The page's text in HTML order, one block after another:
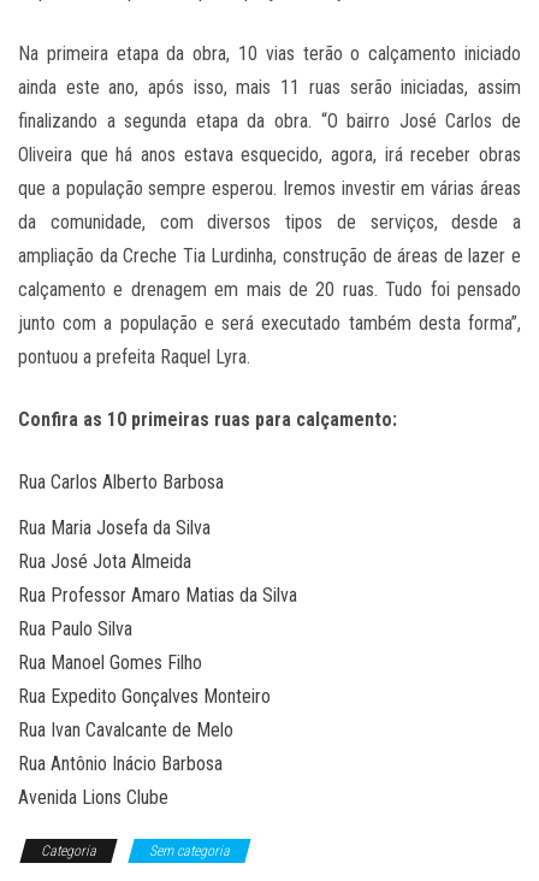
Na primeira etapa da obra, 10 vias terão o calçamento iniciado
ainda este ano, após isso, mais 11 ruas serão iniciadas, assim
finalizando a segunda etapa da obra. “O bairro José Carlos de
Oliveira que há anos estava esquecido, agora, irá receber obras
que a população sempre esperou. Iremos investir em várias áreas
da comunidade, com diversos tipos de serviços, desde a
ampliação da Creche Tia Lurdinha, construção de áreas de lazer e
calçamento e drenagem em mais de 20 ruas. Tudo foi pensado
junto com a população e será executado também desta forma”,
pontuou a prefeita Raquel Lyra.
Confira as 10 primeiras ruas para calçamento:
Rua Carlos Alberto Barbosa
Rua Maria Josefa da Silva
Rua José Jota Almeida
Rua Professor Amaro Matias da Silva
Rua Paulo Silva
Rua Manoel Gomes Filho
Rua Expedito Gonçalves Monteiro
Rua Ivan Cavalcante de Melo
Rua Antônio Inácio Barbosa
Avenida Lions Clube
Categoria Sem categoria